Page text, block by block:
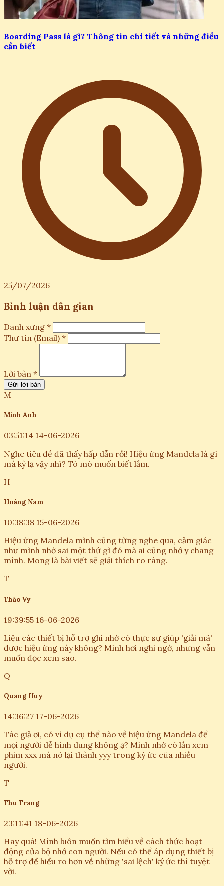
Boarding Pass là gì? Thông tin chi tiết và những điều
cần biết
25/07/2026
Bình luận dân gian
Danh xưng *
Thư tín (Email) *
Lời bàn *
Gửi lời bàn
M
Minh Anh
03:51:14 14-06-2026
Nghe tiêu đề đã thấy hấp dẫn rồi! Hiệu ứng Mandela là gì
mà kỳ lạ vậy nhỉ? Tò mò muốn biết lắm.
H
Hoàng Nam
10:38:38 15-06-2026
Hiệu ứng Mandela mình cũng từng nghe qua, cảm giác
như mình nhớ sai một thứ gì đó mà ai cũng nhớ y chang
mình. Mong là bài viết sẽ giải thích rõ ràng.
T
Thảo Vy
19:39:55 16-06-2026
Liệu các thiết bị hỗ trợ ghi nhớ có thực sự giúp 'giải mã'
được hiệu ứng này không? Mình hơi nghi ngờ, nhưng vẫn
muốn đọc xem sao.
Q
Quang Huy
14:36:27 17-06-2026
Tác giả ơi, có ví dụ cụ thể nào về hiệu ứng Mandela để
mọi người dễ hình dung không ạ? Mình nhớ có lần xem
phim xxx mà nó lại thành yyy trong ký ức của nhiều
người.
T
Thu Trang
23:11:41 18-06-2026
Hay quá! Mình luôn muốn tìm hiểu về cách thức hoạt
động của bộ nhớ con người. Nếu có thể áp dụng thiết bị
hỗ trợ để hiểu rõ hơn về những 'sai lệch' ký ức thì tuyệt
vời.